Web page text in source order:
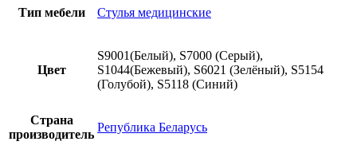
Тип мебели Стулья медицинские
Цвет
S9001(Белый), S7000 (Серый),
S1044(Бежевый), S6021 (Зелёный), S5154
(Голубой), S5118 (Синий)
Страна
производитель
Република Беларусь